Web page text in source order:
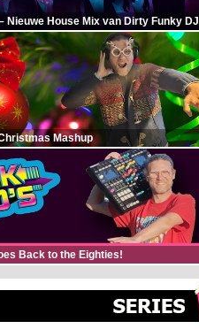
Nieuwe House Mix van Dirty Funky DJ
Mashup
Back to the Eighties!